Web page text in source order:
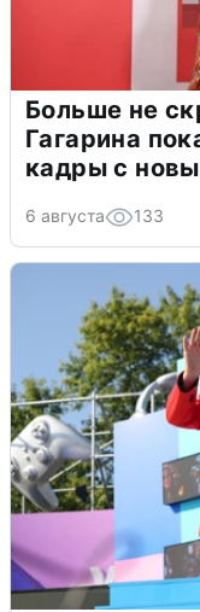
Больше не
Гагарина
кадры с
6 августа 133